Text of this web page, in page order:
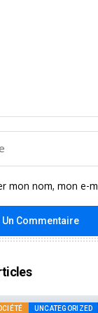
mon nom, mon e-
UNCATEGORIZED